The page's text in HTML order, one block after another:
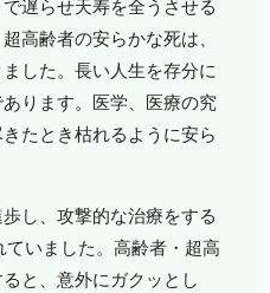
遅らせ天寿を全うさせる
高齢者の安らかな死は、
した。長い人生を存分に
ります。医学、医療の究
たとき枯れるように安ら
し、攻撃的な治療をする
いました。高齢者・超高
と、意外にガクッとし